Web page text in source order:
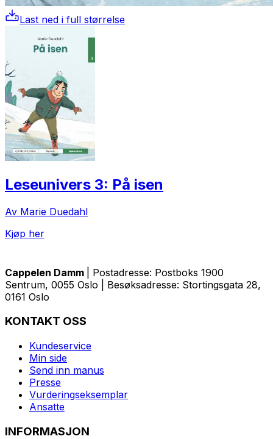
Last ned i full størrelse
Leseunivers 3: På isen
Av Marie Duedahl
Kjøp her
Cappelen Damm
| Postadresse: Postboks 1900
Sentrum, 0055 Oslo | Besøksadresse: Stortingsgata 28,
0161 Oslo
KONTAKT OSS
Kundeservice
Min side
Send inn manus
Presse
Vurderingseksemplar
Ansatte
INFORMASJON